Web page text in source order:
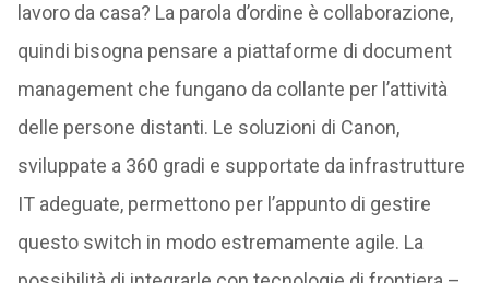
lavoro da casa? La parola d’ordine è collaborazione,
quindi bisogna pensare a piattaforme di document
management che fungano da collante per l’attività
delle persone distanti. Le soluzioni di Canon,
sviluppate a 360 gradi e supportate da infrastrutture
IT adeguate, permettono per l’appunto di gestire
questo switch in modo estremamente agile. La